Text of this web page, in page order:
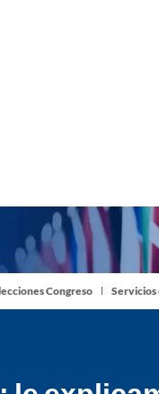
Congreso